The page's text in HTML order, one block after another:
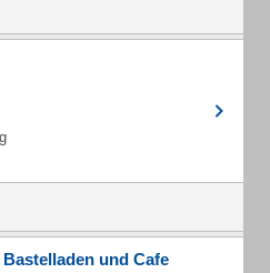
und Cafe